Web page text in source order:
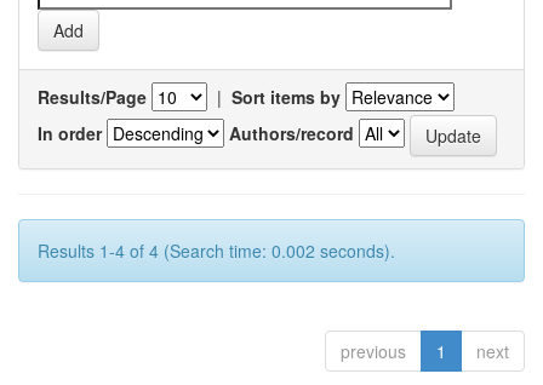
Results/Page | Sort items by
In order
Authors/record
Results 1-4 of 4 (Search time: 0.002 seconds).
previous 1 next